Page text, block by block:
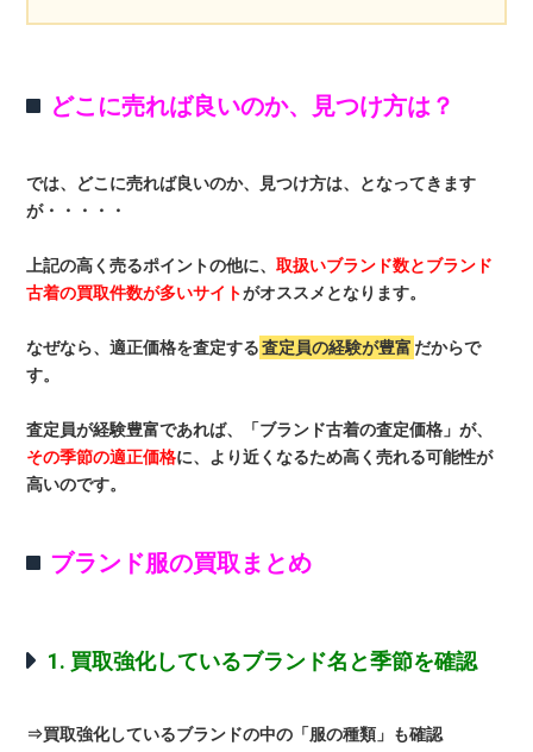
どこに売れば良いのか、見つけ方は？
では、どこに売れば良いのか、見つけ方は、となってきます
が・・・・・
上記の高く売るポイントの他に、取扱いブランド数とブランド
古着の買取件数が多いサイトがオススメとなります。
なぜなら、適正価格を査定する 査定員の経験が豊富 だからで
す。
査定員が経験豊富であれば、「ブランド古着の査定価格」が、
その季節の適正価格に、より近くなるため高く売れる可能性が
高いのです。
ブランド服の買取まとめ
1. 買取強化しているブランド名と季節を確認
⇒買取強化しているブランドの中の「服の種類」も確認